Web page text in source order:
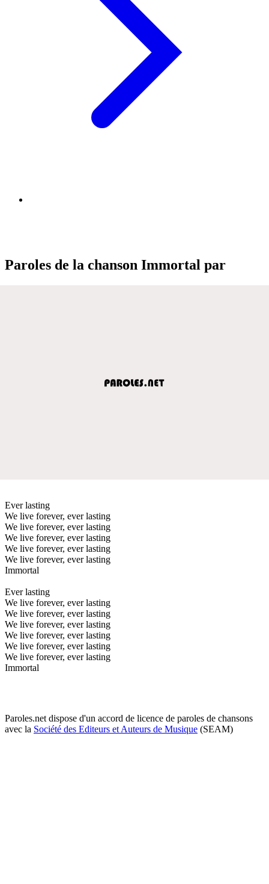
Paroles de la chanson Immortal par
Ever lasting
We live forever, ever lasting
We live forever, ever lasting
We live forever, ever lasting
We live forever, ever lasting
We live forever, ever lasting
Immortal
Ever lasting
We live forever, ever lasting
We live forever, ever lasting
We live forever, ever lasting
We live forever, ever lasting
We live forever, ever lasting
We live forever, ever lasting
Immortal
Paroles.net dispose d'un accord de licence de paroles de chansons
avec la Société des Editeurs et Auteurs de Musique (SEAM)